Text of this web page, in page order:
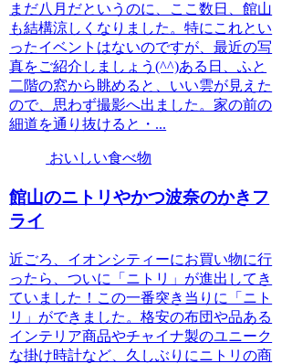
まだ八月だというのに、ここ数日、館山
も結構涼しくなりました。特にこれとい
ったイベントはないのですが、最近の写
真をご紹介しましょう(^^)ある日、ふと
二階の窓から眺めると、いい雲が見えた
ので、思わず撮影へ出ました。家の前の
細道を通り抜けると・...
おいしい食べ物
館山のニトリやかつ波奈のかきフ
ライ
近ごろ、イオンシティーにお買い物に行
ったら、ついに「ニトリ」が進出してき
ていました！この一番突き当りに「ニト
リ」ができました。格安の布団や品ある
インテリア商品やチャイナ製のユニーク
な掛け時計など、久しぶりにニトリの商